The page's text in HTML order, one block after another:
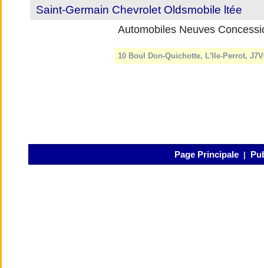
Saint-Germain Chevrolet Oldsmobile ltée
Automobiles Neuves
10 Boul Don-Quichotte, L'Ile-Perrot,
Page Principale|